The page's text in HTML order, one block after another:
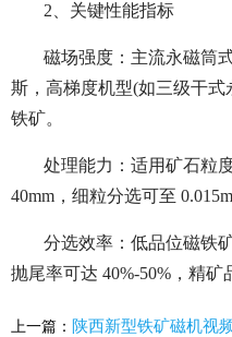
2、关键性能指标
磁场强度：主流永磁筒
斯，高梯度机型(如三级干
铁矿。
处理能力：适用矿石粒
40mm，细粒分选可至
分选效率：低品位磁铁
抛尾率可达 40%-50%，精矿
上一篇： 陕西新型铁矿磁机视